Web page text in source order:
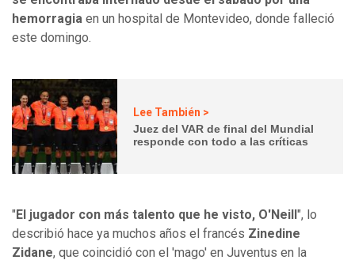
hemorragia en un hospital de Montevideo, donde falleció
este domingo.
Lee También >
Juez del VAR de final del Mundial
responde con todo a las críticas
" El jugador con más talento que he visto, O'Neill ", lo
describió hace ya muchos años el francés Zinedine
Zidane, que coincidió con el 'mago' en Juventus en la